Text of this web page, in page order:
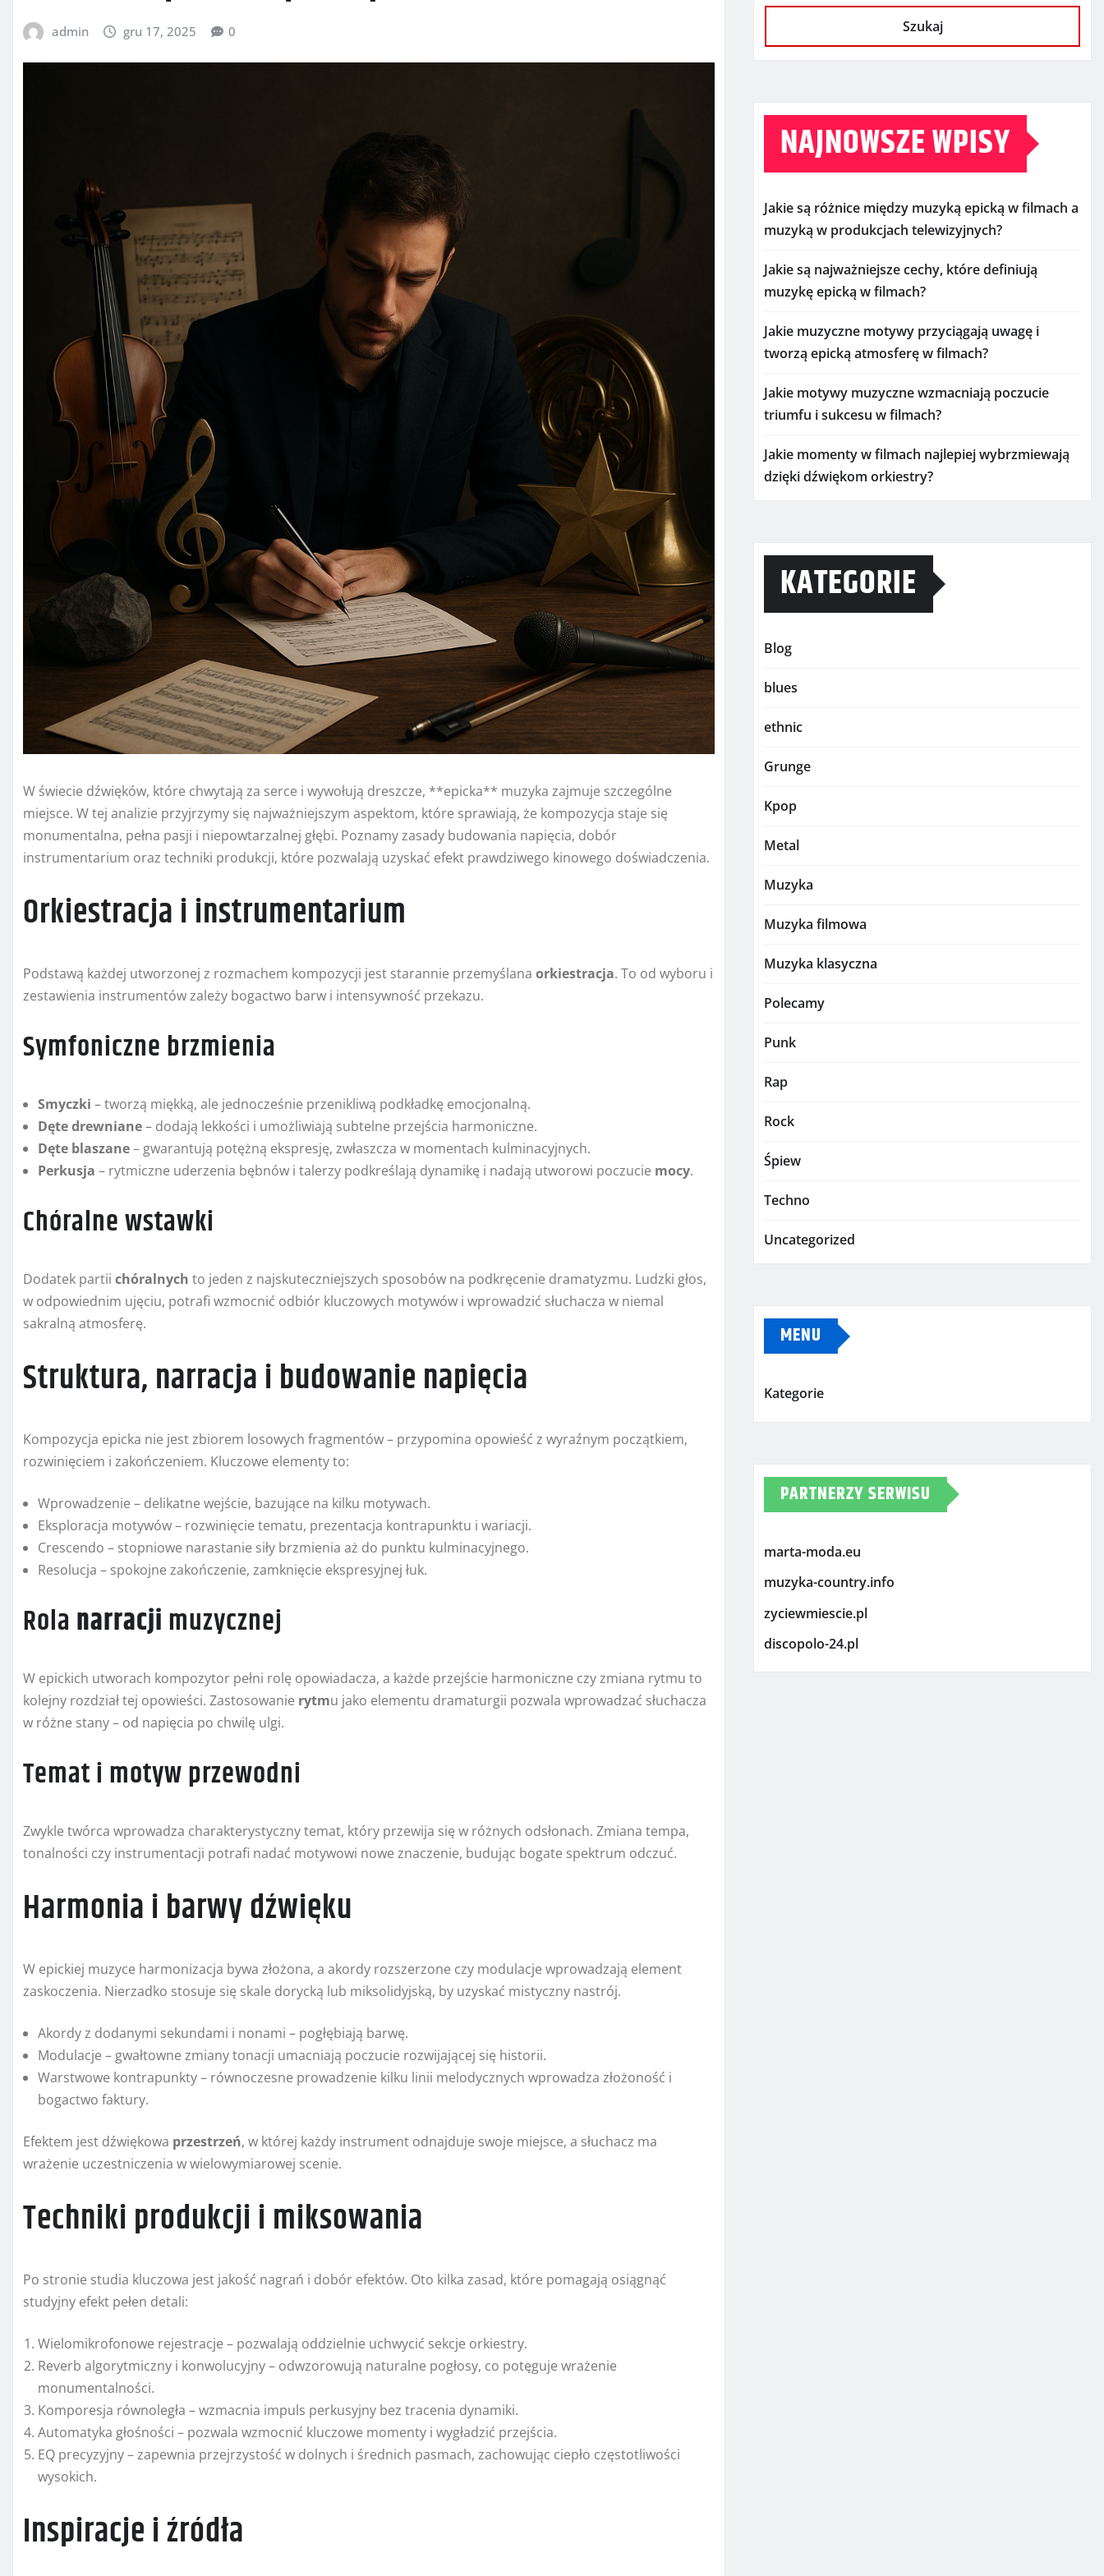
admin gru 17, 2025 0
W świecie dźwięków, które chwytają za serce i wywołują dreszcze, **epicka** muzyka zajmuje szczególne
miejsce. W tej analizie przyjrzymy się najważniejszym aspektom, które sprawiają, że kompozycja staje się
monumentalna, pełna pasji i niepowtarzalnej głębi. Poznamy zasady budowania napięcia, dobór
instrumentarium oraz techniki produkcji, które pozwalają uzyskać efekt prawdziwego kinowego doświadczenia.
Orkiestracja i instrumentarium
Podstawą każdej utworzonej z rozmachem kompozycji jest starannie przemyślana orkiestracja. To od wyboru i
zestawienia instrumentów zależy bogactwo barw i intensywność przekazu.
Symfoniczne brzmienia
Smyczki – tworzą miękką, ale jednocześnie przenikliwą podkładkę emocjonalną.
Dęte drewniane– dodają lekkości i umożliwiają subtelne przejścia harmoniczne.
Dęte blaszane– gwarantują potężną ekspresję, zwłaszcza w momentach kulminacyjnych.
Perkusja – rytmiczne uderzenia bębnów i talerzy podkreślają dynamikę i nadają utworowi poczucie mocy.
Chóralne wstawki
Dodatek partii chóralnych to jeden z najskuteczniejszych sposobów na podkręcenie dramatyzmu. Ludzki głos,
w odpowiednim ujęciu, potrafi wzmocnić odbiór kluczowych motywów i wprowadzić słuchacza w niemal
sakralną atmosferę.
Struktura, narracja i budowanie napięcia
Kompozycja epicka nie jest zbiorem losowych fragmentów – przypomina opowieść z wyraźnym początkiem,
rozwinięciem i zakończeniem. Kluczowe elementy to:
Wprowadzenie – delikatne wejście, bazujące na kilku motywach.
Eksploracja motywów – rozwinięcie tematu, prezentacja kontrapunktu i wariacji.
Crescendo – stopniowe narastanie siły brzmienia aż do punktu kulminacyjnego.
Resolucja – spokojne zakończenie, zamknięcie ekspresyjnej łuk.
Rola narracjimuzycznej
W epickich utworach kompozytor pełni rolę opowiadacza, a każde przejście harmoniczne czy zmiana rytmu to
kolejny rozdział tej opowieści. Zastosowanie rytmu jako elementu dramaturgii pozwala wprowadzać słuchacza
w różne stany – od napięcia po chwilę ulgi.
Temat i motyw przewodni
Zwykle twórca wprowadza charakterystyczny temat, który przewija się w różnych odsłonach. Zmiana tempa,
tonalności czy instrumentacji potrafi nadać motywowi nowe znaczenie, budując bogate spektrum odczuć.
Harmonia i barwy dźwięku
W epickiej muzyce harmonizacja bywa złożona, a akordy rozszerzone czy modulacje wprowadzają element
zaskoczenia. Nierzadko stosuje się skale dorycką lub miksolidyjską, by uzyskać mistyczny nastrój.
Akordy z dodanymi sekundami i nonami – pogłębiają barwę.
Modulacje – gwałtowne zmiany tonacji umacniają poczucie rozwijającej się historii.
Warstwowe kontrapunkty – równoczesne prowadzenie kilku linii melodycznych wprowadza złożoność i
bogactwo faktury.
Efektem jest dźwiękowa przestrzeń, w której każdy instrument odnajduje swoje miejsce, a słuchacz ma
wrażenie uczestniczenia w wielowymiarowej scenie.
Techniki produkcji i miksowania
Po stronie studia kluczowa jest jakość nagrań i dobór efektów. Oto kilka zasad, które pomagają osiągnąć
studyjny efekt pełen detali:
Wielomikrofonowe rejestracje – pozwalają oddzielnie uchwycić sekcje orkiestry.
Reverb algorytmiczny i konwolucyjny – odwzorowują naturalne pogłosy, co potęguje wrażenie
monumentalności.
Komporesja równoległa – wzmacnia impuls perkusyjny bez tracenia dynamiki.
Automatyka głośności – pozwala wzmocnić kluczowe momenty i wygładzić przejścia.
EQ precyzyjny – zapewnia przejrzystość w dolnych i średnich pasmach, zachowując ciepło częstotliwości
wysokich.
Inspiracje i źródła
Szukaj
NAJNOWSZE WPISY
Jakie są różnice między muzyką epicką w filmach a
muzyką w produkcjach telewizyjnych?
Jakie są najważniejsze cechy, które definiują
muzykę epicką w filmach?
Jakie muzyczne motywy przyciągają uwagę i
tworzą epicką atmosferę w filmach?
Jakie motywy muzyczne wzmacniają poczucie
triumfu i sukcesu w filmach?
Jakie momenty w filmach najlepiej wybrzmiewają
dzięki dźwiękom orkiestry?
KATEGORIE
Blog
blues
ethnic
Grunge
Kpop
Metal
Muzyka
Muzyka filmowa
Muzyka klasyczna
Polecamy
Punk
Rap
Rock
Śpiew
Techno
Uncategorized
MENU
Kategorie
PARTNERZY SERWISU
marta-moda.eu
muzyka-country.info
zyciewmiescie.pl
discopolo-24.pl